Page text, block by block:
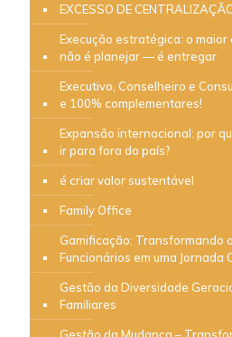
EXCESSO DE
Execução estratégica: o
não é planejar — é entregar
Executivo, Conselheiro e
e 100% complementares!
Expansão internacional: por
ir para fora do país?
é criar valor sustentável
Family Office
Gamificação: Transformando
Funcionários em uma Jornada
Gestão da Diversidade
Familiares
Gestão da Mudança –